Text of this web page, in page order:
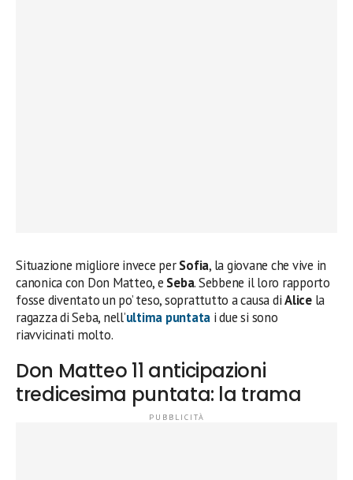
Situazione migliore invece perSofia, la giovane che vive in
canonica con Don Matteo, e Seba. Sebbene il loro rapporto
fosse diventato un po’ teso, soprattutto a causa diAlicela
ragazza di Seba, nell’ultima puntata i due si sono
riavvicinati molto.
Don Matteo 11 anticipazioni
tredicesima puntata: la trama